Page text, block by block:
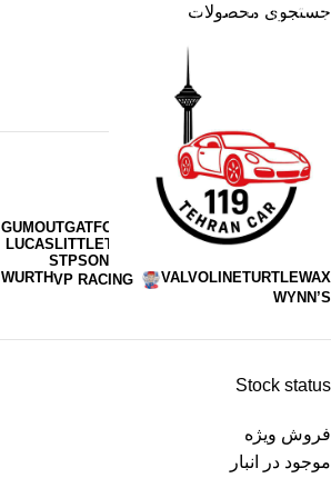
جستجوی محصولات
برندها
AMSOIL
AREON
FORMULA1
GAT
GUMOUT
KOCHCHEMIE
LIQUIMOLY
LITTLETREES
LUCAS
SONAX
STP
TURTLEWAX
VALVOLINE
VP RACING
WURTH
WYNN’S
Stock status
فروش ویژه
موجود در انبار